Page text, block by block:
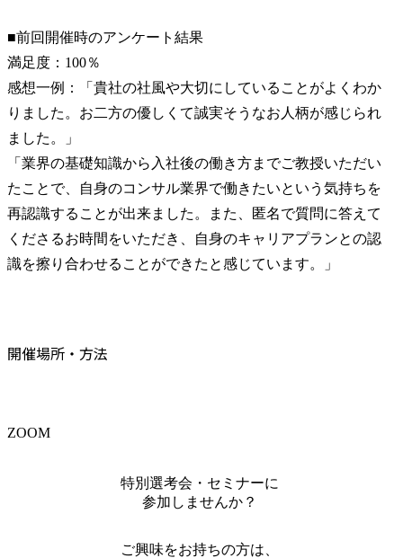
■前回開催時のアンケート結果
満足度：100％
感想一例：「貴社の社風や大切にしていることがよくわか
りました。お二方の優しくて誠実そうなお人柄が感じられ
ました。」
「業界の基礎知識から入社後の働き方までご教授いただい
たことで、自身のコンサル業界で働きたいという気持ちを
再認識することが出来ました。また、匿名で質問に答えて
くださるお時間をいただき、自身のキャリアプランとの認
識を擦り合わせることができたと感じています。」
開催場所・方法
ZOOM
特別選考会・セミナーに
参加しませんか？
ご興味をお持ちの方は、